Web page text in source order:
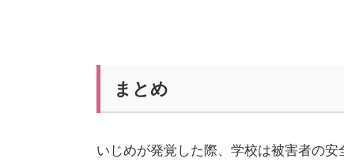
まとめ
いじめが発覚した際、学校は被害者の